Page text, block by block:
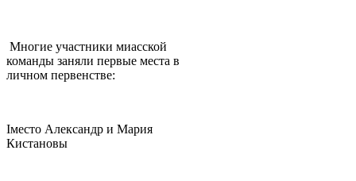
Многие участники миасской
команды заняли первые места в
личном первенстве:
Iместо Александр и Мария
Кистановы